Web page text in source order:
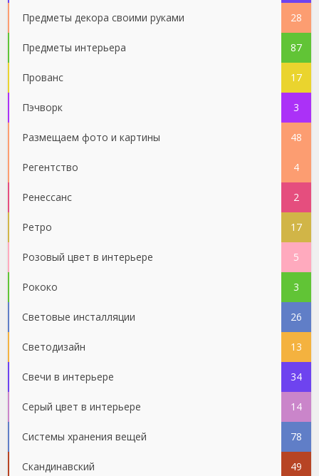
Предметы декора своими руками 28
Предметы интерьера 87
Прованс 17
Пэчворк 3
Размещаем фото и картины 48
Регентство 4
Ренессанс 2
Ретро 17
Розовый цвет в интерьере 5
Рококо 3
Световые инсталляции 26
Светодизайн 13
Свечи в интерьере 34
Серый цвет в интерьере 14
Системы хранения вещей 78
Скандинавский 49